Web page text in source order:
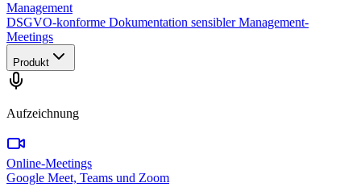
Management
DSGVO-konforme Dokumentation sensibler Management-
Meetings
Produkt
Aufzeichnung
Online-Meetings
Google Meet, Teams und Zoom